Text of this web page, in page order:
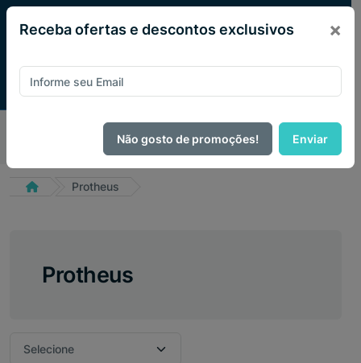
PIX e ganhe 14% OFF em todo o site no mês
de Agosto.
Protheus
Protheus
Receba ofertas e descontos exclusivos ×
Não gosto de promoções! Enviar